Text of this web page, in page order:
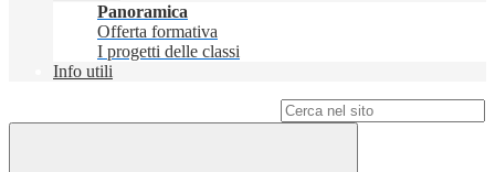
Panoramica
Offerta formativa
I progetti delle classi
Info utili